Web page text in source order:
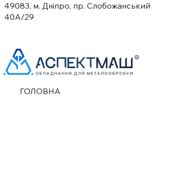
49083, м. Дніпро, пр. Слобожанський
40А/29
ГОЛОВНА